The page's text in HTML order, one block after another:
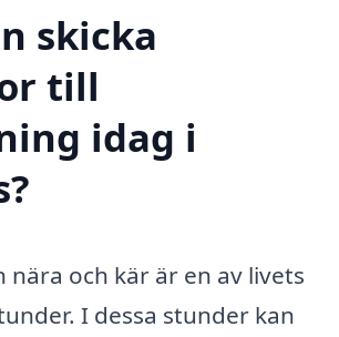
skicka
till
idag i
och kär är en av livets
I dessa stunder kan